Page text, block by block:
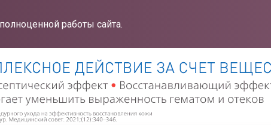
работы сайта.